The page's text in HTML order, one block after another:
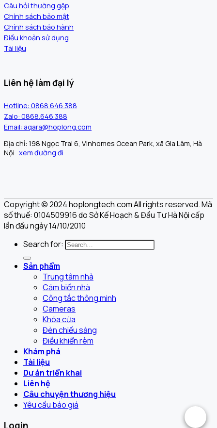
Câu hỏi thường gặp
Chính sách bảo mật
Chính sách bảo hành
Điều khoản sử dụng
Tài liệu
Liên hệ làm đại lý
Hotline: 0868.646.388
Zalo: 0868.646.388
Email: aqara@hoplong.com
Địa chỉ: 198 Ngọc Trai 6, Vinhomes Ocean Park, xã Gia Lâm, Hà
Nội xem đường đi
Copyright © 2024 hoplongtech.com All rights reserved. Mã
số thuế: 0104509916 do Sở Kế Hoạch & Đầu Tư Hà Nội cấp
lần đầu ngày 14/10/2010
Search for:
Sản phẩm
Trung tâm nhà
Cảm biến nhà
Công tắc thông minh
Cameras
Khóa cửa
Đèn chiếu sáng
Điều khiển rèm
Khám phá
Tài liệu
Dự án triển khai
Liên hệ
Câu chuyện thương hiệu
Yêu cầu báo giá
Login